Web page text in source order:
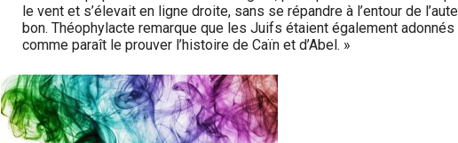
le vent et s’élevait en ligne droite, sans se répandre à l’entour de
bon. Théophylacte remarque que les Juifs étaient également
comme paraît le prouver l’histoire de Caïn et d’Abel. »